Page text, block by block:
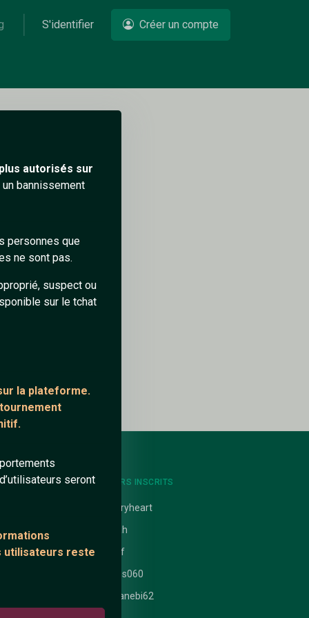
autorisés sur
un bannissement
personnes que
ne sont pas.
suspect ou
sur le tchat
la plateforme.
seront
utilisateurs reste
S'identifier Créer un compte
nathanaelle
DERNIERS INSCRITS
cherryheart
Elinah
tyzef
Cams060
Oceanebi62